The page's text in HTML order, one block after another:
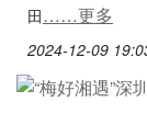
田……更多
2024-12-09